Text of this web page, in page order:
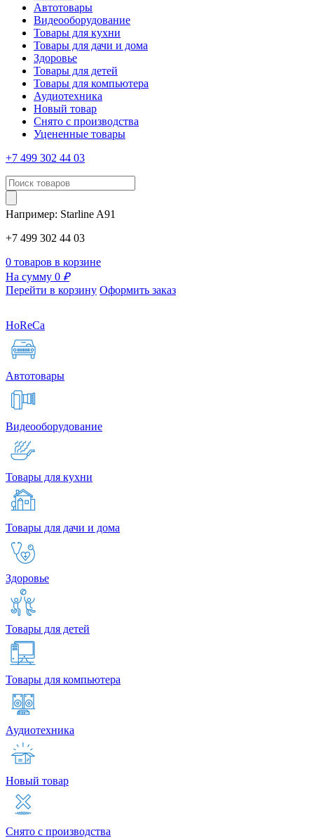
Автотовары
Видеооборудование
Товары для кухни
Товары для дачи и дома
Здоровье
Товары для детей
Товары для компьютера
Аудиотехника
Новый товар
Снято с производства
Уцененные товары
+7 499 302 44 03
Например: Starline A91
+7 499 302 44 03
0 товаров в корзине
На сумму 0 ₽
Перейти в корзину Оформить заказ
HoReCa
Автотовары
Видеооборудование
Товары для кухни
Товары для дачи и дома
Здоровье
Товары для детей
Товары для компьютера
Аудиотехника
Новый товар
Снято с производства